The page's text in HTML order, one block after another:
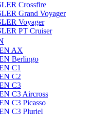
Crossfire
Grand Voyager
Voyager
PT Cruiser
AX
Berlingo
C1
C2
C3
C3 Aircross
C3 Picasso
C3 Pluriel